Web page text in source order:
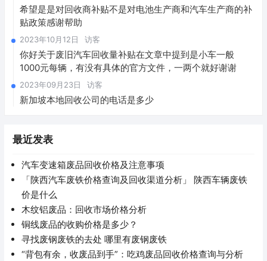
希望是是对回收商补贴不是对电池生产商和汽车生产商的补
贴政策感谢帮助
2023年10月12日 访客
你好关于废旧汽车回收量补贴在文章中提到是小车一般
1000元每辆，有没有具体的官方文件，一两个就好谢谢
2023年09月23日 访客
新加坡本地回收公司的电话是多少
最近发表
汽车变速箱废品回收价格及注意事项
「陕西汽车废铁价格查询及回收渠道分析」 陕西车辆废铁
价是什么
木纹铝废品：回收市场价格分析
铜线废品的收购价格是多少？
寻找废钢废铁的去处 哪里有废钢废铁
“背包有余，收废品到手”：吃鸡废品回收价格查询与分析